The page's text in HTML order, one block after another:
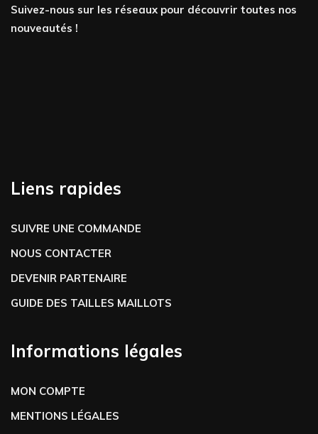
Suivez-nous sur les réseaux pour découvrir toutes nos
nouveautés !
Liens rapides
SUIVRE UNE COMMANDE
NOUS CONTACTER
DEVENIR PARTENAIRE
GUIDE DES TAILLES MAILLOTS
Informations légales
MON COMPTE
MENTIONS LÉGALES